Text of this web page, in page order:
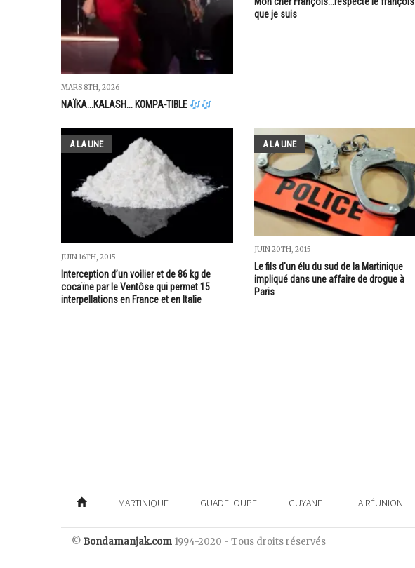
MARS 8TH, 2026
NAÏKA...KALASH... KOMPA-TIBLE
que je suis
A LA UNE
JUIN 16TH, 2015
Interception d’un voilier et de 86 kg de
cocaïne par le Ventôse qui permet 15
interpellations en France et en Italie
A LA UNE
JUIN 20TH, 2015
Le fils d'un élu du sud de la Martinique
impliqué dans une affaire de drogue à
Paris
MARTINIQUE GUADELOUPE GUYANE LA RÉUNION
© Bondamanjak.com 1994-2020 - Tous droits réservés